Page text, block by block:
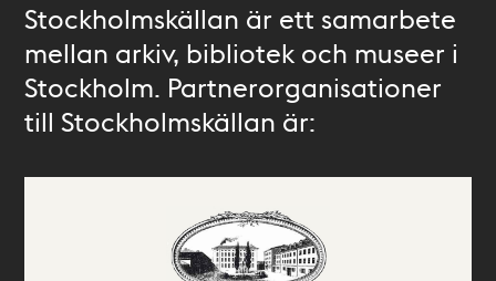
Stockholmskällan är ett samarbete
mellan arkiv, bibliotek och museer i
Stockholm. Partnerorganisationer
till Stockholmskällan är: